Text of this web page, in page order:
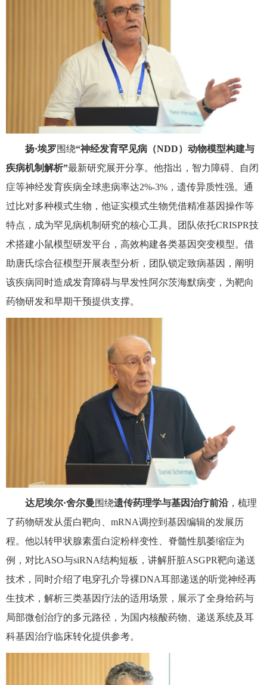
扬·埃罗围绕“神经发育罕见病（NDD）动物模型构建与
疾病机制解析”最新研究展开分享。他指出，智力障碍、自闭
症等神经发育疾病全球患病率达2%-3% ，遗传异质性强。通
过比对多种模式生物，他证实模式生物凭借精准基因操作等
特点，成为罕见病机制研究的核心工具。团队依托CRISPR技
术搭建小鼠模型研发平台，高效构建各类基因突变模型。借
助唐氏综合征模型开展表型分析，团队锁定致病基因，阐明
该疾病同时造成发育障碍与早发性阿尔茨海默病变，为靶向
药物研发和早期干预提供支撑。
达尼埃尔·舍尔曼围绕遗传药理学与基因治疗前沿，梳理
了药物研发从蛋白靶向、 mRNA调控到基因编辑的发展历
程。他以转甲状腺素蛋白淀粉样变性、脊髓性肌萎缩症为
例，对比ASO与siRNA结构短板，讲解肝脏ASGPR靶向递送
技术，同时介绍了电穿孔介导裸DNA耳部递送的听觉神经再
生技术，解析三类基因疗法的适用场景，展示了全身给药与
局部微创治疗的多元路径，为国内核酸药物、递送系统及耳
科基因治疗临床转化提供参考。